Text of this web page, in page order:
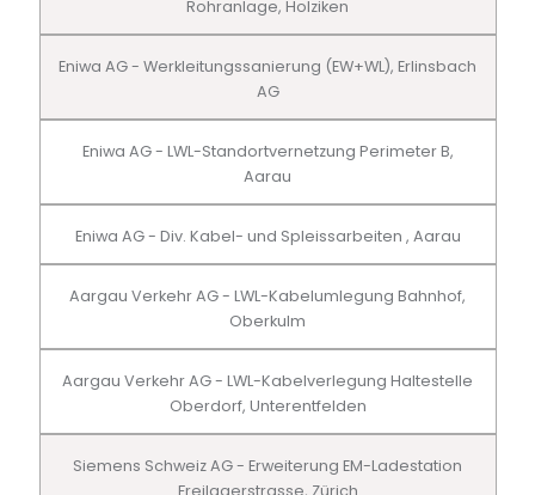
Rohranlage, Holziken
Eniwa AG - Werkleitungssanierung (EW+WL), Erlinsbach
AG
Eniwa AG - LWL-Standortvernetzung Perimeter B,
Aarau
Eniwa AG - Div. Kabel- und Spleissarbeiten , Aarau
Aargau Verkehr AG - LWL-Kabelumlegung Bahnhof,
Oberkulm
Aargau Verkehr AG - LWL-Kabelverlegung Haltestelle
Oberdorf, Unterentfelden
Siemens Schweiz AG - Erweiterung EM-Ladestation
Freilagerstrasse, Zürich